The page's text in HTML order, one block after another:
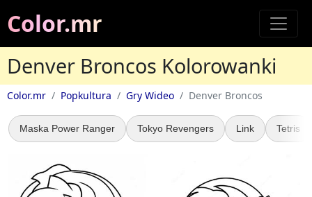
Color.mr
Denver Broncos Kolorowanki
Color.mr Popkultura Gry Wideo Denver Broncos
Maska Power Ranger Tokyo Revengers Link Tetris